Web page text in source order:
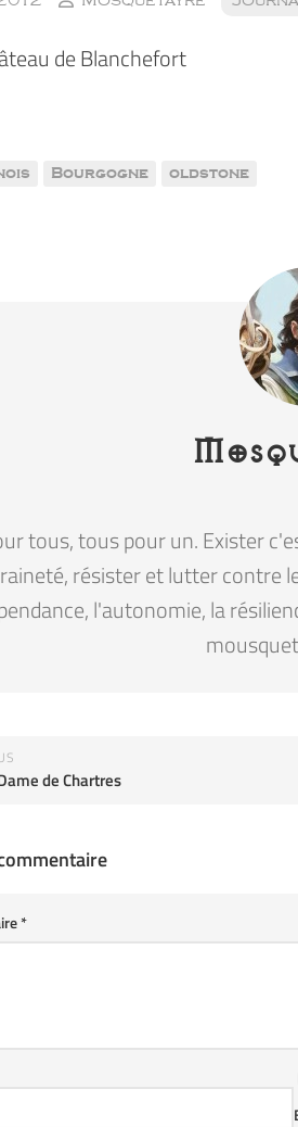
de Blanchefort
Bourgogne oldstone
tous, tous pour un. Exister
résister et lutter contre
l'autonomie, la
de Chartres
*